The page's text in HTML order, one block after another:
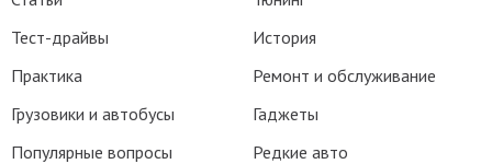
Тест-драйвы
Практика
Грузовики и автобусы
Популярные вопросы
История
Ремонт и обслуживание
Гаджеты
Редкие авто